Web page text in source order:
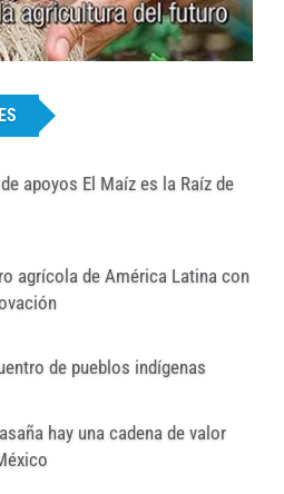
apoyos El Maíz es la Raíz de
agrícola de América Latina con
de pueblos indígenas
hay una cadena de valor